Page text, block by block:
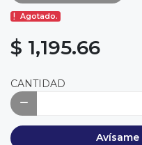
Agotado.
$ 1,195.66
CANTIDAD